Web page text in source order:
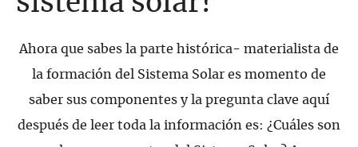
Ahora que sabes la parte histórica- materialista de
la formación del Sistema Solar es momento de
saber sus componentes y la pregunta clave aquí
después de leer toda la información es: ¿Cuáles son